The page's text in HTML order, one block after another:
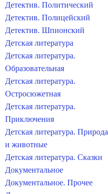
Детектив. Политический
Детектив. Полицейский
Детектив. Шпионский
Детская литература
Детская литература.
Образовательная
Детская литература.
Остросюжетная
Детская литература.
Приключения
Детская литература. Природа
и животные
Детская литература. Сказки
Документальное
Документальное. Прочее